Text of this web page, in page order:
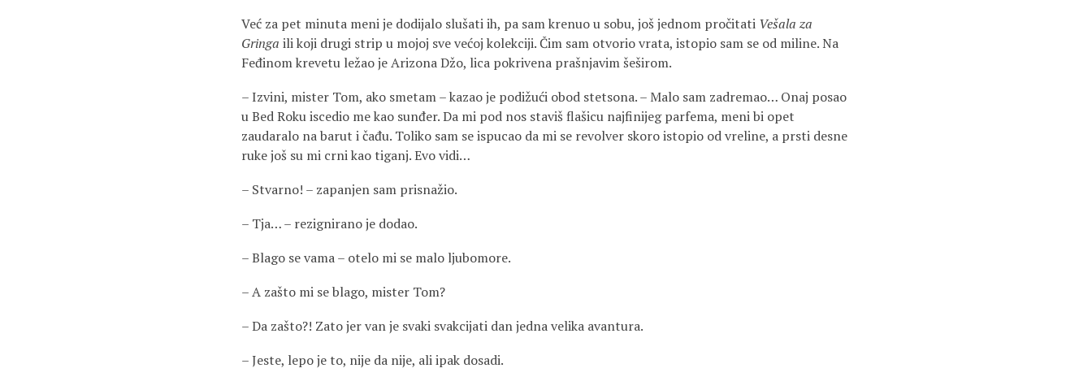
Već za pet minuta meni je dodijalo slušati ih, pa sam krenuo u sobu, još jednom pročitati Vešala za
Gringa ili koji drugi strip u mojoj sve većoj kolekciji. Čim sam otvorio vrata, istopio sam se od miline. Na
Feđinom krevetu ležao je Arizona Džo, lica pokrivena prašnjavim šeširom.
– Izvini, mister Tom, ako smetam – kazao je podižući obod stetsona. – Malo sam zadremao… Onaj posao
u Bed Roku iscedio me kao sunđer. Da mi pod nos staviš flašicu najfinijeg parfema, meni bi opet
zaudaralo na barut i čađu. Toliko sam se ispucao da mi se revolver skoro istopio od vreline, a prsti desne
ruke još su mi crni kao tiganj. Evo vidi…
– Stvarno! – zapanjen sam prisnažio.
– Tja… – rezignirano je dodao.
– Blago se vama – otelo mi se malo ljubomore.
– A zašto mi se blago, mister Tom?
– Da zašto?! Zato jer van je svaki svakcijati dan jedna velika avantura.
– Jeste, lepo je to, nije da nije, ali ipak dosadi.